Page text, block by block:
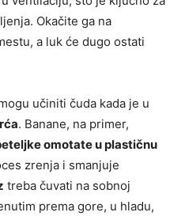
Okačite ga na
a luk će dugo ostati
učiniti čuda kada je u
. Banane, na primer,
omotate u plastičnu
zrenja i smanjuje
treba čuvati na sobnoj
prema gore, u hladu,